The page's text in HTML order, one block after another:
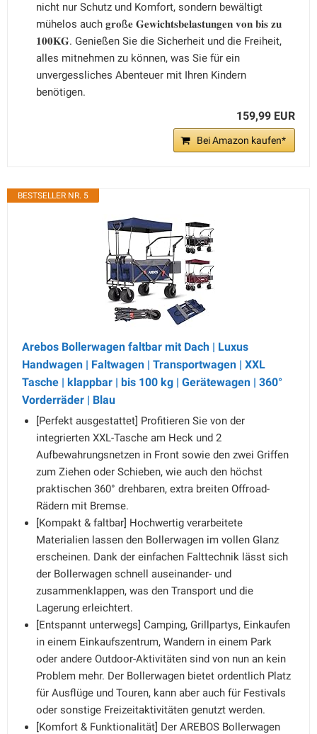
nicht nur Schutz und Komfort, sondern bewältigt
mühelos auch 𝐠𝐫𝐨ß𝐞 𝐆𝐞𝐰𝐢𝐜𝐡𝐭𝐬𝐛𝐞𝐥𝐚𝐬𝐭𝐮𝐧𝐠𝐞𝐧 𝐯𝐨𝐧 𝐛𝐢𝐬 𝐳𝐮
𝟏𝟎𝟎𝐊𝐆. Genießen Sie die Sicherheit und die Freiheit,
alles mitnehmen zu können, was Sie für ein
unvergessliches Abenteuer mit Ihren Kindern
benötigen.
159,99 EUR
Bei Amazon kaufen*
BESTSELLER NR. 5
Arebos Bollerwagen faltbar mit Dach | Luxus
Handwagen | Faltwagen | Transportwagen | XXL
Tasche | klappbar | bis 100 kg | Gerätewagen | 360°
Vorderräder | Blau
[Perfekt ausgestattet] Profitieren Sie von der
integrierten XXL-Tasche am Heck und 2
Aufbewahrungsnetzen in Front sowie den zwei Griffen
zum Ziehen oder Schieben, wie auch den höchst
praktischen 360° drehbaren, extra breiten Offroad-
Rädern mit Bremse.
[Kompakt & faltbar] Hochwertig verarbeitete
Materialien lassen den Bollerwagen im vollen Glanz
erscheinen. Dank der einfachen Falttechnik lässt sich
der Bollerwagen schnell auseinander- und
zusammenklappen, was den Transport und die
Lagerung erleichtert.
[Entspannt unterwegs] Camping, Grillpartys, Einkaufen
in einem Einkaufszentrum, Wandern in einem Park
oder andere Outdoor-Aktivitäten sind von nun an kein
Problem mehr. Der Bollerwagen bietet ordentlich Platz
für Ausflüge und Touren, kann aber auch für Festivals
oder sonstige Freizeitaktivitäten genutzt werden.
[Komfort & Funktionalität] Der AREBOS Bollerwagen